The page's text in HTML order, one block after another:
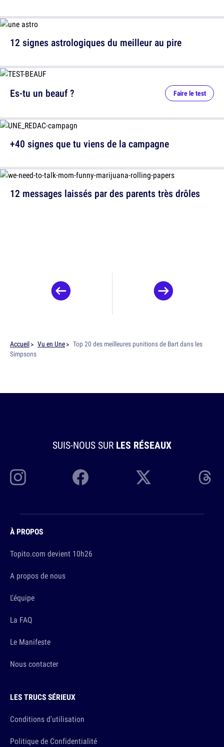
12 signes astrologiques du meilleur au pire
12 messages laissés par des parents très drôles
Es-tu un beauf ? Faire le test
+40 signes que tu viens de la campagne
Accueil Vu en Une
Top 20 des meilleures punitions de Bart dans les
Simpsons
SUIS-NOUS SUR LES RÉSEAUX
À PROPOS
Topito.com devient 10h26
A propos de nous
L'équipe
La FAQ
Le Manifeste
Nous contacter
LES TRUCS SÉRIEUX
Conditions d'utilisation
Politique de Confidentialité